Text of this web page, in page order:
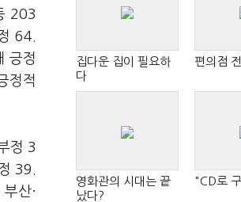
203
64.
긍정
정적
정 3
39.
산·
집다운 집이 필요하
다
편의점
영화관의 시대는 끝
났다?
"CD로